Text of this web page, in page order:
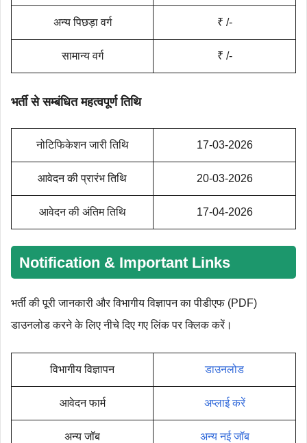
अन्य पिछड़ा वर्ग ₹ /-
सामान्य वर्ग ₹ /-
भर्ती से सम्बंधित महत्‍वपूर्ण तिथि
नोटिफिकेशन जारी तिथि 17-03-2026
आवेदन की प्रारंभ तिथि 20-03-2026
आवेदन की अंतिम तिथि 17-04-2026
Notification & Important Links
भर्ती की पूरी जानकारी और विभागीय विज्ञापन का पीडीएफ (PDF)
डाउनलोड करने के लिए नीचे दिए गए लिंक पर क्लिक करें।
विभागीय विज्ञापन डाउनलोड
आवेदन फार्म अप्लाई करें
अन्य जॉब अन्य नई जॉब